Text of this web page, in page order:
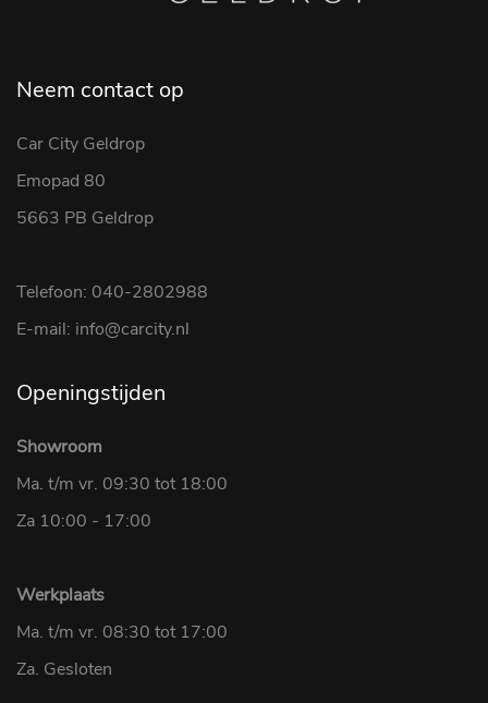
Neem contact op
Car City Geldrop
Emopad 80
5663 PB Geldrop
Telefoon: 040-2802988
E-mail: info@carcity.nl
Openingstijden
Showroom
Ma. t/m vr. 09:30 tot 18:00
Za 10:00 - 17:00
Werkplaats
Ma. t/m vr. 08:30 tot 17:00
Za. Gesloten